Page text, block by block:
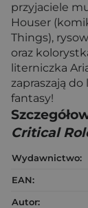
przyjaciele
Houser
Things),
oraz
literniczka
zapraszają
fantasy!
Critical
Wydawnictwo:
EAN:
Autor: